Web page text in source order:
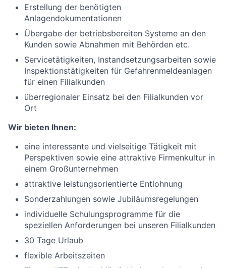
Erstellung der benötigten
Anlagendokumentationen
Übergabe der betriebsbereiten Systeme an den
Kunden sowie Abnahmen mit Behörden etc.
Servicetätigkeiten, Instandsetzungsarbeiten sowie
Inspektionstätigkeiten für Gefahrenmeldeanlagen
für einen Filialkunden
überregionaler Einsatz bei den Filialkunden vor
Ort
Wir bieten Ihnen:
eine interessante und vielseitige Tätigkeit mit
Perspektiven sowie eine attraktive Firmenkultur in
einem Großunternehmen
attraktive leistungsorientierte Entlohnung
Sonderzahlungen sowie Jubiläumsregelungen
individuelle Schulungsprogramme für die
speziellen Anforderungen bei unseren Filialkunden
30 Tage Urlaub
flexible Arbeitszeiten